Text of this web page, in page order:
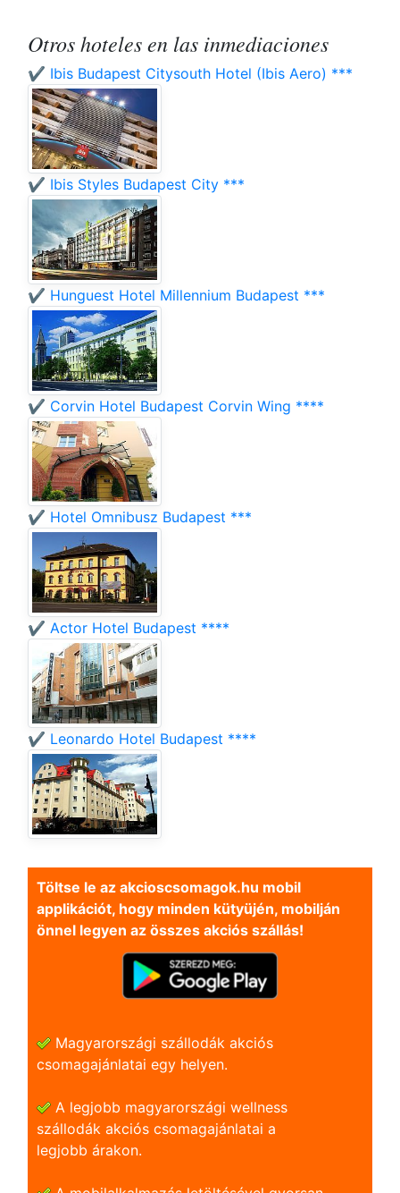
Otros hoteles en las inmediaciones
✔️ Ibis Budapest Citysouth Hotel (Ibis Aero) ***
✔️ Ibis Styles Budapest City ***
✔️ Hunguest Hotel Millennium Budapest ***
✔️ Corvin Hotel Budapest Corvin Wing ****
✔️ Hotel Omnibusz Budapest ***
✔️ Actor Hotel Budapest ****
✔️ Leonardo Hotel Budapest ****
Töltse le az akcioscsomagok.hu mobil
applikációt, hogy minden kütyüjén, mobilján
önnel legyen az összes akciós szállás!
Magyarországi szállodák akciós
csomagajánlatai egy helyen.
A legjobb magyarországi wellness
szállodák akciós csomagajánlatai a
legjobb árakon.